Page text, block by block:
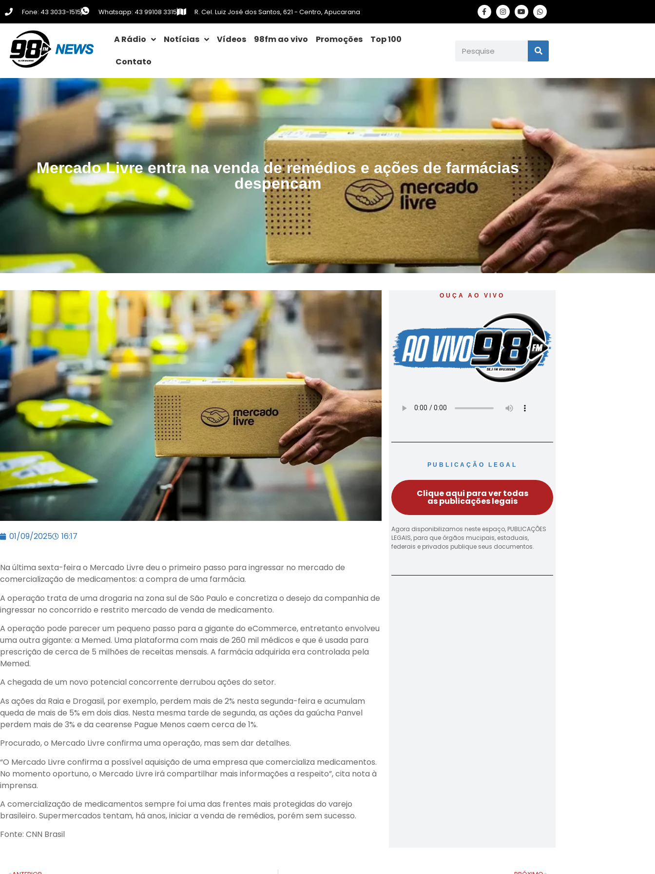
Fone: 43 3033-1515 Whatsapp: 43 99108 3315 R. Cel. Luiz José dos Santos, 621 - Centro, Apucarana
A Rádio Notícias Vídeos 98fm ao vivo Promoções
Top 100
Contato
Mercado Livre entra na venda de remédios e ações de farmácias
despencam
01/09/2025 16:17
Na última sexta-feira o Mercado Livre deu o primeiro passo para ingressar no mercado de
comercialização de medicamentos: a compra de uma farmácia.
A operação trata de uma drogaria na zona sul de São Paulo e concretiza o desejo da companhia de
ingressar no concorrido e restrito mercado de venda de medicamento.
A operação pode parecer um pequeno passo para a gigante do eCommerce, entretanto envolveu
uma outra gigante: a Memed. Uma plataforma com mais de 260 mil médicos e que é usada para
prescrição de cerca de 5 milhões de receitas mensais. A farmácia adquirida era controlada pela
Memed.
A chegada de um novo potencial concorrente derrubou ações do setor.
As ações da Raia e Drogasil, por exemplo, perdem mais de 2% nesta segunda-feira e acumulam
queda de mais de 5% em dois dias. Nesta mesma tarde de segunda, as ações da gaúcha Panvel
perdem mais de 3% e da cearense Pague Menos caem cerca de 1%.
Procurado, o Mercado Livre confirma uma operação, mas sem dar detalhes.
“O Mercado Livre confirma a possível aquisição de uma empresa que comercializa medicamentos.
No momento oportuno, o Mercado Livre irá compartilhar mais informações a respeito”, cita nota à
imprensa.
A comercialização de medicamentos sempre foi uma das frentes mais protegidas do varejo
brasileiro. Supermercados tentam, há anos, iniciar a venda de remédios, porém sem sucesso.
Fonte: CNN Brasil
OUÇA AO VIVO
PUBLICAÇÃO LEGAL
Clique aqui para ver todas
as publicações legais
Agora disponibilizamos neste espaço, PUBLICAÇÕES
LEGAIS, para que órgãos mucipais, estaduais,
federais e privados publique seus documentos.